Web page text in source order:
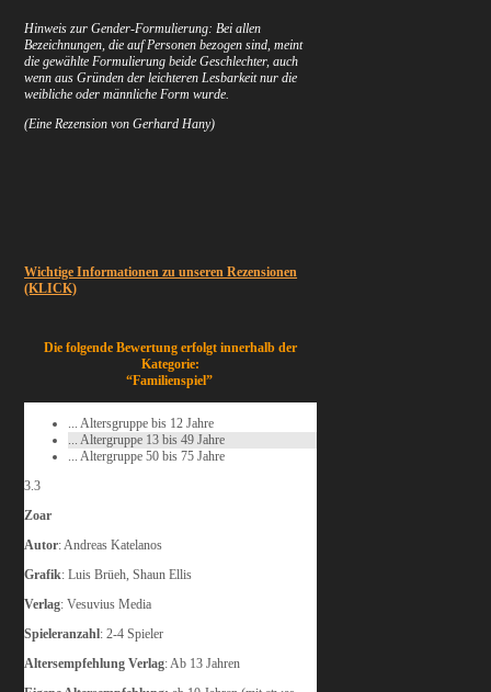
Hinweis zur Gender-Formulierung: Bei allen
Bezeichnungen, die auf Personen bezogen sind, meint
die gewählte Formulierung beide Geschlechter, auch
wenn aus Gründen der leichteren Lesbarkeit nur die
weibliche oder männliche Form wurde.
(Eine Rezension von Gerhard Hany)
Wichtige Informationen zu unseren Rezensionen
(KLICK)
Die folgende Bewertung erfolgt innerhalb der
Kategorie:
“Familienspiel”
... Altersgruppe bis 12 Jahre
... Altergruppe 13 bis 49 Jahre
... Altergruppe 50 bis 75 Jahre
3.3
Zoar
Autor: Andreas Katelanos
Grafik: Luis Brüeh, Shaun Ellis
Verlag: Vesuvius Media
Spieleranzahl: 2-4 Spieler
Altersempfehlung Verlag: Ab 13 Jahren